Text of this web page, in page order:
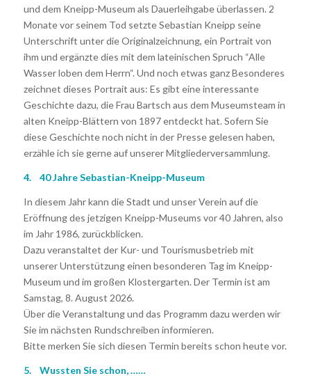
und dem Kneipp-Museum als Dauerleihgabe überlassen. 2
Monate vor seinem Tod setzte Sebastian Kneipp seine
Unterschrift unter die Originalzeichnung, ein Portrait von
ihm und ergänzte dies mit dem lateinischen Spruch “Alle
Wasser loben dem Herrn“. Und noch etwas ganz Besonderes
zeichnet dieses Portrait aus: Es gibt eine interessante
Geschichte dazu, die Frau Bartsch aus dem Museumsteam in
alten Kneipp-Blättern von 1897 entdeckt hat. Sofern Sie
diese Geschichte noch nicht in der Presse gelesen haben,
erzähle ich sie gerne auf unserer Mitgliederversammlung.
4. 40 Jahre Sebastian-Kneipp-Museum
In diesem Jahr kann die Stadt und unser Verein auf die
Eröffnung des jetzigen Kneipp-Museums vor 40 Jahren, also
im Jahr 1986, zurückblicken.
Dazu veranstaltet der Kur- und Tourismusbetrieb mit
unserer Unterstützung einen besonderen Tag im Kneipp-
Museum und im großen Klostergarten. Der Termin ist am
Samstag, 8. August 2026.
Über die Veranstaltung und das Programm dazu werden wir
Sie im nächsten Rundschreiben informieren.
Bitte merken Sie sich diesen Termin bereits schon heute vor.
5. Wussten Sie schon, ……